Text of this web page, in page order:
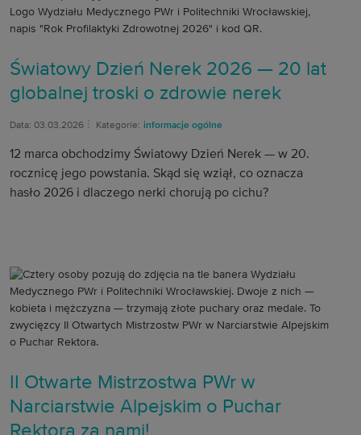
Światowy Dzień Nerek 2026 — 20 lat
globalnej troski o zdrowie nerek
Data: 03.03.2026 Kategorie: informacje ogólne
12 marca obchodzimy Światowy Dzień Nerek — w 20.
rocznicę jego powstania. Skąd się wziął, co oznacza
hasło 2026 i dlaczego nerki chorują po cichu?
II Otwarte Mistrzostwa PWr w
Narciarstwie Alpejskim o Puchar
Rektora za nami!